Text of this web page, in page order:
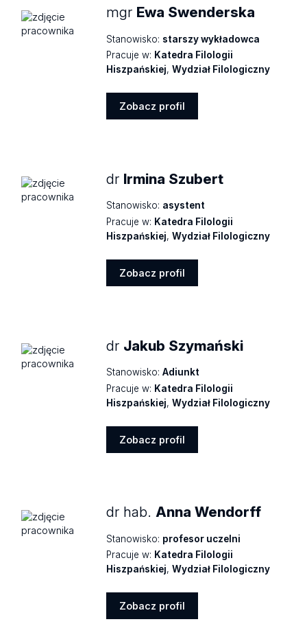
mgr Ewa Swenderska
Stanowisko: starszy wykładowca
Pracuje w: Katedra Filologii
Hiszpańskiej,Wydział Filologiczny
Zobacz profil
dr Irmina Szubert
Stanowisko: asystent
Pracuje w: Katedra Filologii
Hiszpańskiej,Wydział Filologiczny
Zobacz profil
dr Jakub Szymański
Stanowisko: Adiunkt
Pracuje w: Katedra Filologii
Hiszpańskiej,Wydział Filologiczny
Zobacz profil
dr hab.Anna Wendorff
Stanowisko: profesor uczelni
Pracuje w: Katedra Filologii
Hiszpańskiej,Wydział Filologiczny
Zobacz profil